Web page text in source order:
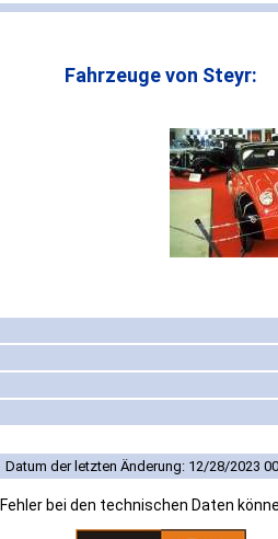
Fahrzeuge von Steyr:
Datum der letzten Änderung: 12/28/2023
bei den technischen Daten